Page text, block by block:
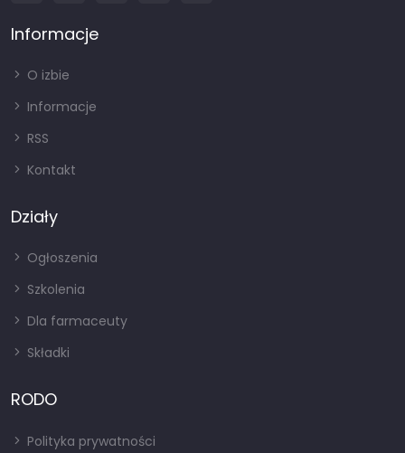
Informacje
O izbie
Informacje
RSS
Kontakt
Działy
Ogłoszenia
Szkolenia
Dla farmaceuty
Składki
RODO
Polityka prywatności